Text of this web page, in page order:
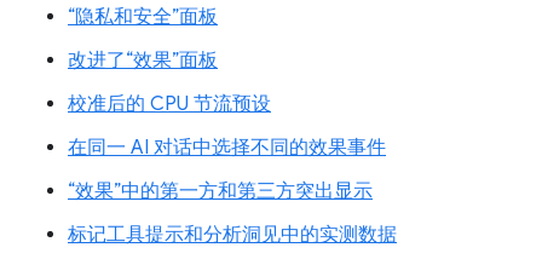
“隐私和安全”面板
改进了“效果”面板
校准后的 CPU 节流预设
在同一 AI 对话中选择不同的效果事件
“效果”中的第一方和第三方突出显示
标记工具提示和分析洞见中的实测数据